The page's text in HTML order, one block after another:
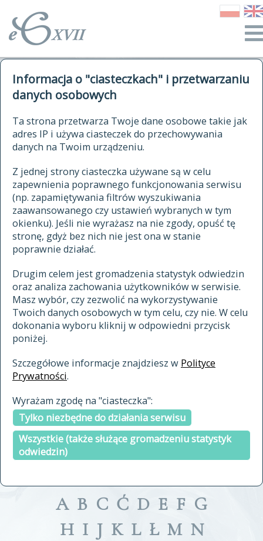
Informacja o "ciasteczkach" i przetwarzaniu
danych osobowych
Ta strona przetwarza Twoje dane osobowe takie jak
adres IP i używa ciasteczek do przechowywania
danych na Twoim urządzeniu.
Z jednej strony ciasteczka używane są w celu
zapewnienia poprawnego funkcjonowania serwisu
(np. zapamiętywania filtrów wyszukiwania
zaawansowanego czy ustawień wybranych w tym
okienku). Jeśli nie wyrażasz na nie zgody, opuść tę
stronę, gdyż bez nich nie jest ona w stanie
poprawnie działać.
Drugim celem jest gromadzenia statystyk odwiedzin
oraz analiza zachowania użytkowników w serwisie.
Masz wybór, czy zezwolić na wykorzystywanie
Twoich danych osobowych w tym celu, czy nie. W celu
dokonania wyboru kliknij w odpowiedni przycisk
poniżej.
Szczegółowe informacje znajdziesz w Polityce
Prywatności.
Wyrażam zgodę na "ciasteczka":
Tylko niezbędne do działania serwisu
Wszystkie (także służące gromadzeniu statystyk
odwiedzin)
autorzy Słownika
historia
publikacje
źródła
autorzy tekstów źródłowych
zasady opracowania
statystyki
najnowsze hasła
ostatnio zmodyfikowane hasła
materiały archiwalne
cytowanie
kontakt
kwerendy
jak cytować Słownik
ELEKTRONICZNY SŁOWNIK
JĘZYKA POLSKIEGO
XVII I XVIII WIEKU
znajdź hasła
zaczynające się od
indeksie
a fronte
a tergo
A B C Ć D E F G
H I J K L Ł M N